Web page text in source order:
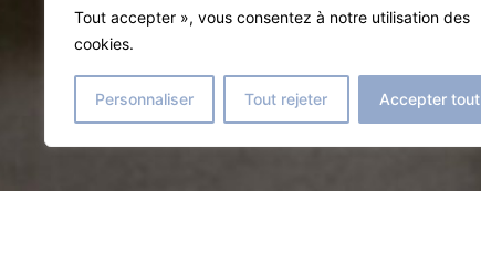
Tout accepter », vous consentez à notre utilisation des
cookies.
Personnaliser Tout rejeter Accepter tout